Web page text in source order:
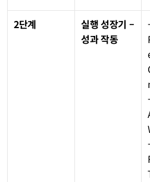
2단계
실행 성장기 –
성과 작동
-